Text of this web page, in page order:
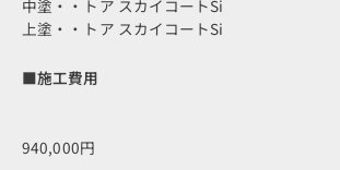
中塗・・トア スカイコートSi
上塗・・トア スカイコートSi
■施工費用
940,000円